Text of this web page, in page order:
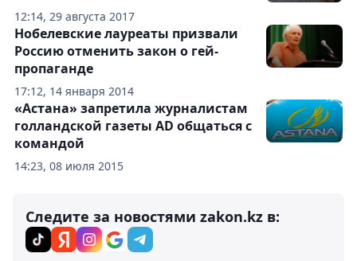
12:14, 29 августа 2017
17:12, 14 января 2014
Нобелевские лауреаты призвали
Россию отменить закон о гей-
пропаганде
14:23, 08 июля 2015
«Астана» запретила журналистам
голландской газеты AD общаться с
командой
Следите за новостями zakon.kz в: